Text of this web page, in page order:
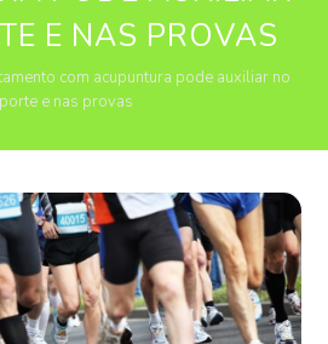
E NAS PROVAS
com acupuntura pode auxiliar no
e nas provas